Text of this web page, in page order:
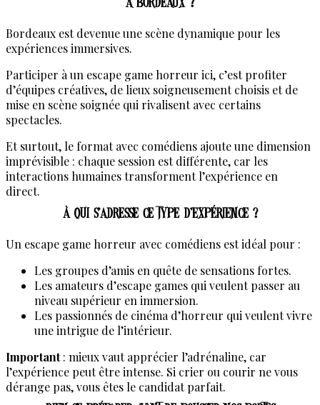
à Bordeaux ?
Bordeaux est devenue une scène dynamique pour les
expériences immersives.
Participer à un escape game horreur ici, c’est profiter
d’équipes créatives, de lieux soigneusement choisis et de
mise en scène soignée qui rivalisent avec certains
spectacles.
Et surtout, le format avec comédiens ajoute une dimension
imprévisible : chaque session est différente, car les
interactions humaines transforment l’expérience en
direct.
À qui s’adresse ce type d’expérience ?
Un escape game horreur avec comédiens est idéal pour :
Les groupes d’amis en quête de sensations fortes.
Les amateurs d’escape games qui veulent passer au
niveau supérieur en immersion.
Les passionnés de cinéma d’horreur qui veulent vivre
une intrigue de l’intérieur.
Important: mieux vaut apprécier l’adrénaline, car
l’expérience peut être intense. Si crier ou courir ne vous
dérange pas, vous êtes le candidat parfait.